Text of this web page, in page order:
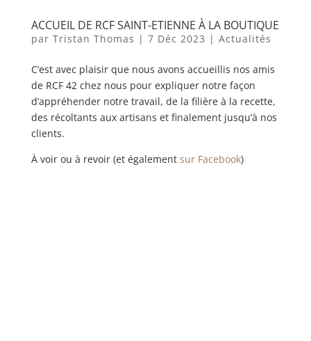
ACCUEIL DE RCF SAINT-ETIENNE À LA BOUTIQUE
par Tristan Thomas | 7 Déc 2023 | Actualités
C’est avec plaisir que nous avons accueillis nos amis
de RCF 42 chez nous pour expliquer notre façon
d’appréhender notre travail, de la filière à la recette,
des récoltants aux artisans et finalement jusqu’à nos
clients.
À voir ou à revoir (et également sur Facebook)